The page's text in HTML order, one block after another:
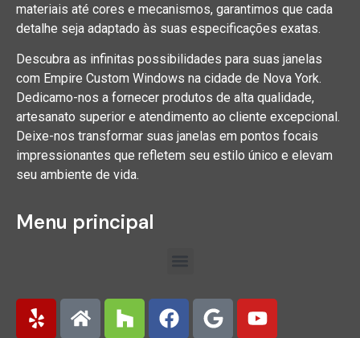
materiais até cores e mecanismos, garantimos que cada
detalhe seja adaptado às suas especificações exatas.
Descubra as infinitas possibilidades para suas janelas
com Empire Custom Windows na cidade de Nova York.
Dedicamo-nos a fornecer produtos de alta qualidade,
artesanato superior e atendimento ao cliente excepcional.
Deixe-nos transformar suas janelas em pontos focais
impressionantes que refletem seu estilo único e elevam
seu ambiente de vida.
Menu principal